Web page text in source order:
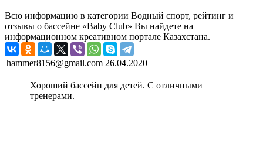
Всю информацию в категории Водный спорт, рейтинг и
отзывы о бассейне «Baby Club» Вы найдете на
информационном креативном портале Казахстана.
hammer8156@gmail.com 26.04.2020
Хороший бассейн для детей. С отличными
тренерами.